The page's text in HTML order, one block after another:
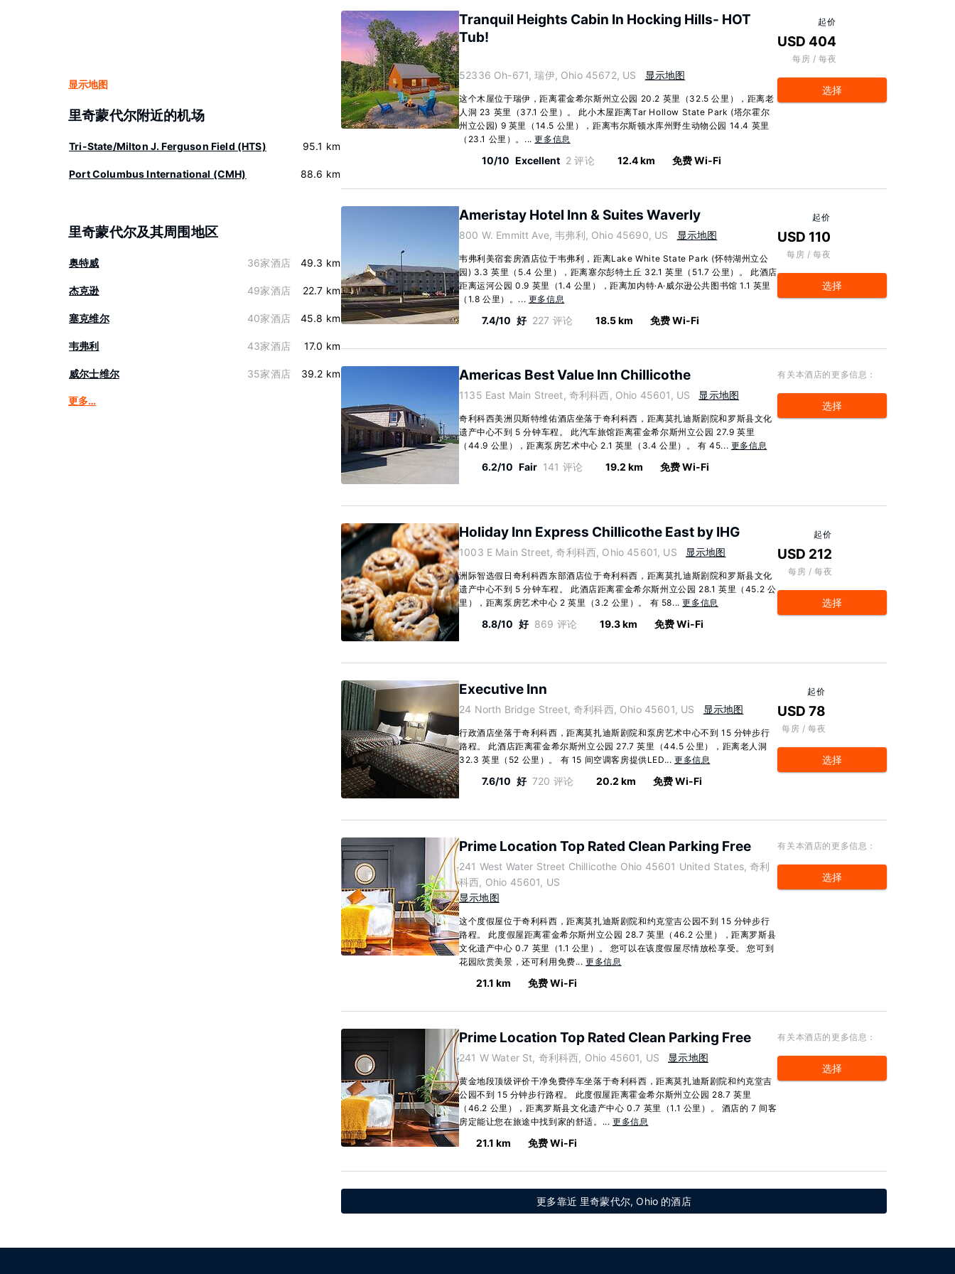
显示地图
里奇蒙代尔附近的机场
Tri-State/Milton J. Ferguson Field (HTS) 95.1 km
Port Columbus International (CMH) 88.6 km
里奇蒙代尔及其周围地区
奥特威 36家酒店 49.3 km
杰克逊 49家酒店 22.7 km
塞克维尔 40家酒店 45.8 km
韦弗利 43家酒店 17.0 km
威尔士维尔 35家酒店 39.2 km
更多…
Tranquil Heights Cabin In Hocking Hills- HOT
Tub!
52336 Oh-671, 瑞伊, Ohio 45672, US 显示地图
这个木屋位于瑞伊，距离霍金希尔斯州立公园 20.2 英里（32.5 公里），距离老
人洞 23 英里（37.1 公里）。 此小木屋距离Tar Hollow State Park (塔尔霍尔
州立公园) 9 英里（14.5 公里），距离韦尔斯顿水库州野生动物公园 14.4 英里
（23.1 公里）。...更多信息
10/10 Excellent 2 评论 12.4 km 免费 Wi-Fi
起价
USD 404
每房 / 每夜
选择
Ameristay Hotel Inn & Suites Waverly
800 W. Emmitt Ave, 韦弗利, Ohio 45690, US 显示地图
韦弗利美宿套房酒店位于韦弗利，距离Lake White State Park (怀特湖州立公
园) 3.3 英里（5.4 公里），距离塞尔彭特土丘 32.1 英里（51.7 公里）。 此酒店
距离运河公园 0.9 英里（1.4 公里），距离加内特·A·威尔逊公共图书馆 1.1 英里
（1.8 公里）。... 更多信息
7.4/10 好 227 评论 18.5 km 免费 Wi-Fi
起价
USD 110
每房 / 每夜
选择
Americas Best Value Inn Chillicothe
1135 East Main Street, 奇利科西, Ohio 45601, US 显示地图
奇利科西美洲贝斯特维佑酒店坐落于奇利科西，距离莫扎迪斯剧院和罗斯县文化
遗产中心不到 5 分钟车程。 此汽车旅馆距离霍金希尔斯州立公园 27.9 英里
（44.9 公里），距离泵房艺术中心 2.1 英里（3.4 公里）。 有 45... 更多信息
6.2/10 Fair 141 评论 19.2 km 免费 Wi-Fi
有关本酒店的更多信息：
选择
Holiday Inn Express Chillicothe East by IHG
1003 E Main Street, 奇利科西, Ohio 45601, US 显示地图
洲际智选假日奇利科西东部酒店位于奇利科西，距离莫扎迪斯剧院和罗斯县文化
遗产中心不到 5 分钟车程。 此酒店距离霍金希尔斯州立公园 28.1 英里（45.2 公
里），距离泵房艺术中心 2 英里（3.2 公里）。 有 58...更多信息
8.8/10 好 869 评论 19.3 km 免费 Wi-Fi
起价
USD 212
每房 / 每夜
选择
Executive Inn
24 North Bridge Street, 奇利科西, Ohio 45601, US 显示地图
行政酒店坐落于奇利科西，距离莫扎迪斯剧院和泵房艺术中心不到 15 分钟步行
路程。 此酒店距离霍金希尔斯州立公园 27.7 英里（44.5 公里），距离老人洞
32.3 英里（52 公里）。 有 15 间空调客房提供LED... 更多信息
7.6/10 好 720 评论 20.2 km 免费 Wi-Fi
起价
USD 78
每房 / 每夜
选择
Prime Location Top Rated Clean Parking Free
241 West Water Street Chillicothe Ohio 45601 United States, 奇利
科西, Ohio 45601, US
显示地图
这个度假屋位于奇利科西，距离莫扎迪斯剧院和约克堂吉公园不到 15 分钟步行
路程。 此度假屋距离霍金希尔斯州立公园 28.7 英里（46.2 公里），距离罗斯县
文化遗产中心 0.7 英里（1.1 公里）。 您可以在该度假屋尽情放松享受。 您可到
花园欣赏美景，还可利用免费...更多信息
21.1 km 免费 Wi-Fi
有关本酒店的更多信息：
选择
Prime Location Top Rated Clean Parking Free
241 W Water St, 奇利科西, Ohio 45601, US 显示地图
黄金地段顶级评价干净免费停车坐落于奇利科西，距离莫扎迪斯剧院和约克堂吉
公园不到 15 分钟步行路程。 此度假屋距离霍金希尔斯州立公园 28.7 英里
（46.2 公里），距离罗斯县文化遗产中心 0.7 英里（1.1 公里）。 酒店的 7 间客
房定能让您在旅途中找到家的舒适。...更多信息
21.1 km 免费 Wi-Fi
有关本酒店的更多信息：
选择
更多靠近 里奇蒙代尔, Ohio 的酒店